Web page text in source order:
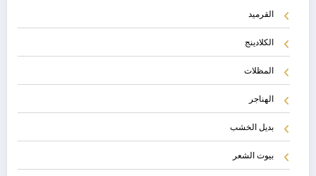
القرميد
الكلادينج
المظلات
الهناجر
بديل الخشب
بيوت الشعر